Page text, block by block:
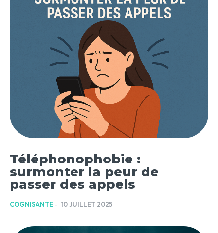
Téléphonophobie :
surmonter la peur de
passer des appels
COGNISANTE - 10 JUILLET 2025